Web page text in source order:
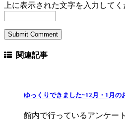
上に表示された文字を入力してく
関連記事
ゆっくりできました~12月・1月の
館内で行っているアンケー